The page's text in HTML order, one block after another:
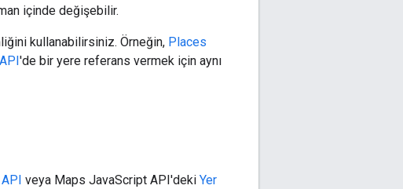
içinde değişebilir.
kullanabilirsiniz. Örneğin, Places
'de bir yere referans vermek için aynı
veya Maps JavaScript API'deki Yer